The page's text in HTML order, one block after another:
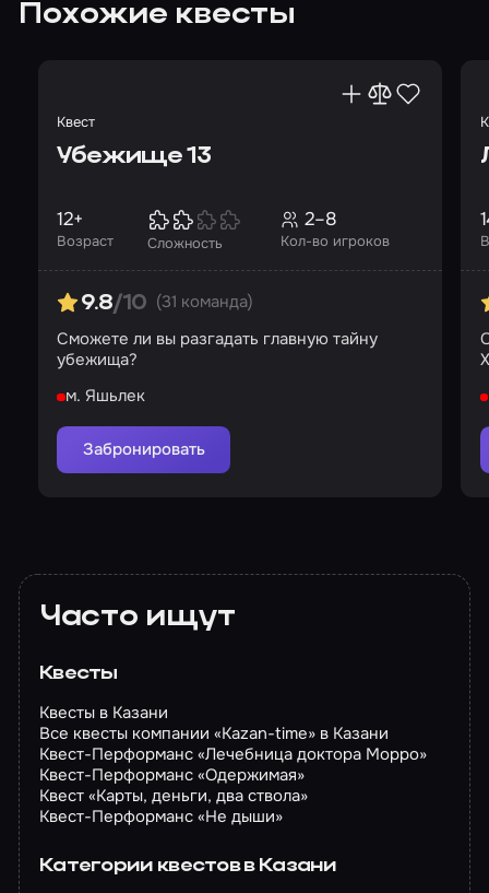
Похожие квесты
Квест
Убежище 13
Возраст
12+
Сложность Кол-во игроков
2–8
9.8/10 (31 команда)
Сможете ли вы разгадать главную тайну
убежища?
м. Яшьлек
Забронировать
Часто ищут
Квесты
Квесты в Казани
Все квесты компании «Kazan-time» в Казани
Квест-Перформанс «Лечебница доктора Морро»
Квест-Перформанс «Одержимая»
Квест «Карты, деньги, два ствола»
Квест-Перформанс «Не дыши»
Категории квестов в Казани